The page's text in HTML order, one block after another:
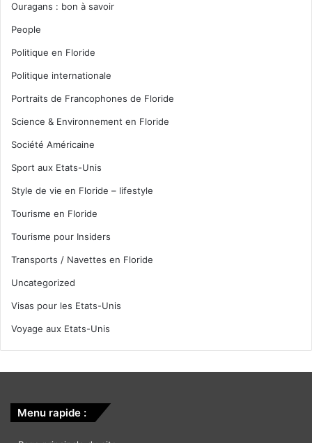
Ouragans : bon à savoir
People
Politique en Floride
Politique internationale
Portraits de Francophones de Floride
Science & Environnement en Floride
Société Américaine
Sport aux Etats-Unis
Style de vie en Floride – lifestyle
Tourisme en Floride
Tourisme pour Insiders
Transports / Navettes en Floride
Uncategorized
Visas pour les Etats-Unis
Voyage aux Etats-Unis
Menu rapide :